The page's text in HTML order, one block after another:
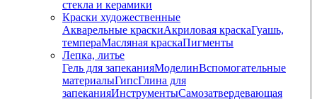
стекла и керамики
Краски художественные
Акварельные краскиАкриловая краскаГуашь,
темпераМасляная краскаПигменты
Лепка, литье
Гель для запеканияМоделинВспомогательные
материалыГипсГлина для
запеканияИнструментыСамозатвердевающая